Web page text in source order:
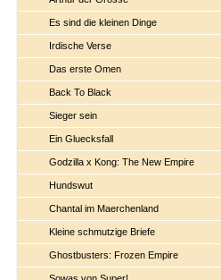
Es sind die kleinen Dinge
Irdische Verse
Das erste Omen
Back To Black
Sieger sein
Ein Gluecksfall
Godzilla x Kong: The New Empire
Hundswut
Chantal im Maerchenland
Kleine schmutzige Briefe
Ghostbusters: Frozen Empire